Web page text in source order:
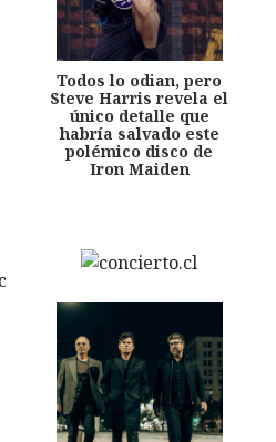
Todos lo odian, pero
Steve Harris revela el
único detalle que
habría salvado este
polémico disco de
Iron Maiden